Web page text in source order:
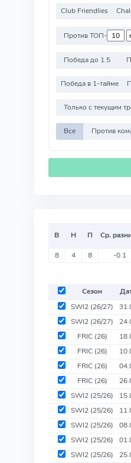
Club Friendlies
Против ТОП-
Победа до 1.5
Победа в 1-тайме
Только с текущим
Все
В Н П Ср.
8 4 8 -0.1
Сезон
SWI2 (26/27)
SWI2 (26/27)
FRIC (26)
FRIC (26)
FRIC (26)
FRIC (26)
SWI2 (25/26)
SWI2 (25/26)
SWI2 (25/26)
SWI2 (25/26)
SWI2 (25/26)